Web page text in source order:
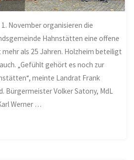
November organisieren die
Hahnstätten eine offene
mehr als 25 Jahren. Holzheim beteiligt
„Gefühlt gehört es noch zur
meinte Landrat Frank
Bürgermeister Volker Satony, MdL
Werner …